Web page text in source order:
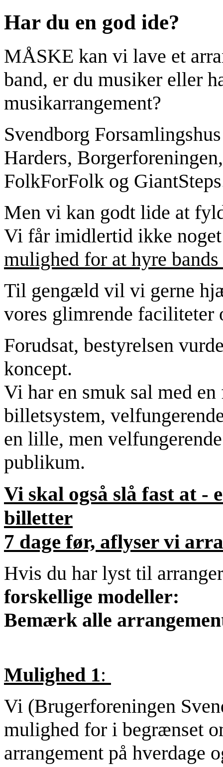
Har du en god ide?
MÅSKE kan vi lave et
band, er du musiker eller
musikarrangement?
Svendborg
Harders,
FolkForFolk og
Men vi kan godt lide at
Vi får imidlertid ikke
mulighed for at hyre
Til gengæld vil vi gerne
vores glimrende faciliteter
Forudsat, bestyrelsen
koncept.
Vi har en smuk sal med
billetsystem,
en lille, men
publikum.
Vi skal også slå fast at -
billetter
7 dage før, aflyser vi
Hvis du har lyst til
forskellige modeller:
Bemærk alle
Mulighed 1:
Vi (Brugerforeningen
mulighed for i begrænset
arrangement på hverdage